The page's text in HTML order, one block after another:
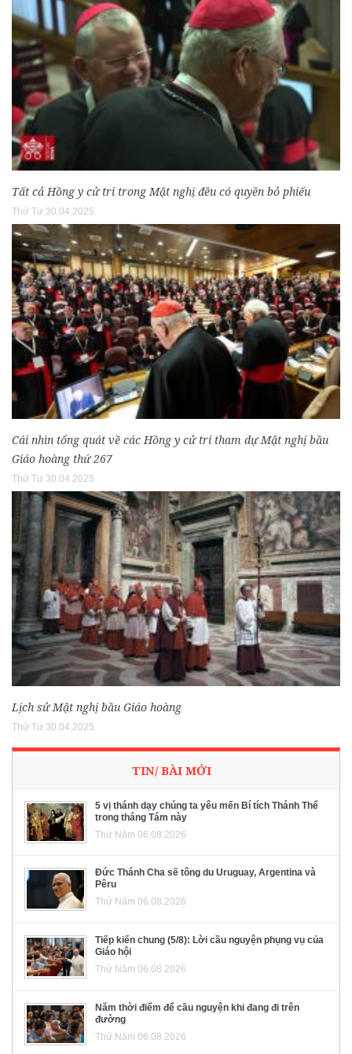
Tất cả Hồng y cử tri trong Mật nghị đều có quyền bỏ phiếu
Thứ Tư 30.04.2025
Cái nhìn tổng quát về các Hồng y cử tri tham dự Mật nghị bầu
Giáo hoàng thứ 267
Thứ Tư 30.04.2025
Lịch sử Mật nghị bầu Giáo hoàng
Thứ Tư 30.04.2025
TIN/ BÀI MỚI
5 vị thánh dạy chúng ta yêu mến Bí tích Thánh Thể
trong tháng Tám này
Thứ Năm 06.08.2026
Đức Thánh Cha sẽ tông du Uruguay, Argentina và
Pêru
Thứ Năm 06.08.2026
Tiếp kiến chung (5/8): Lời cầu nguyện phụng vụ của
Giáo hội
Thứ Năm 06.08.2026
Năm thời điểm để cầu nguyện khi đang đi trên
đường
Thứ Năm 06.08.2026